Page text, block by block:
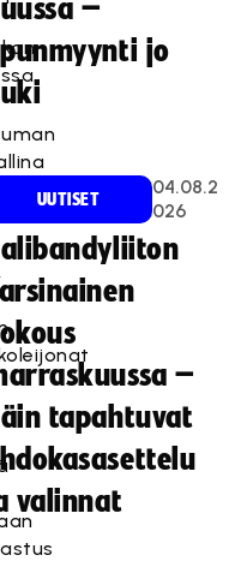
–
jo
UUTISET
04.08.2
026
–
tapahtuvat
valinnat